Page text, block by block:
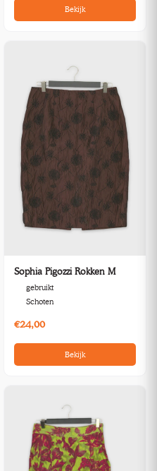
Bekijk
Sophia Pigozzi Rokken M
gebruikt
Schoten
€24,00
Bekijk